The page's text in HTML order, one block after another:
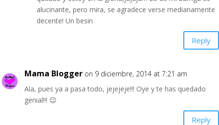
alucinante, pero mira, se agradece verse medianamente
decente! Un besin
Reply
Mama Blogger on 9 diciembre, 2014 at 7:21 am
Ala, pues ya a pasa todo, jejejeje!!! Oye y te has quedado
genial!!! 😉
Reply